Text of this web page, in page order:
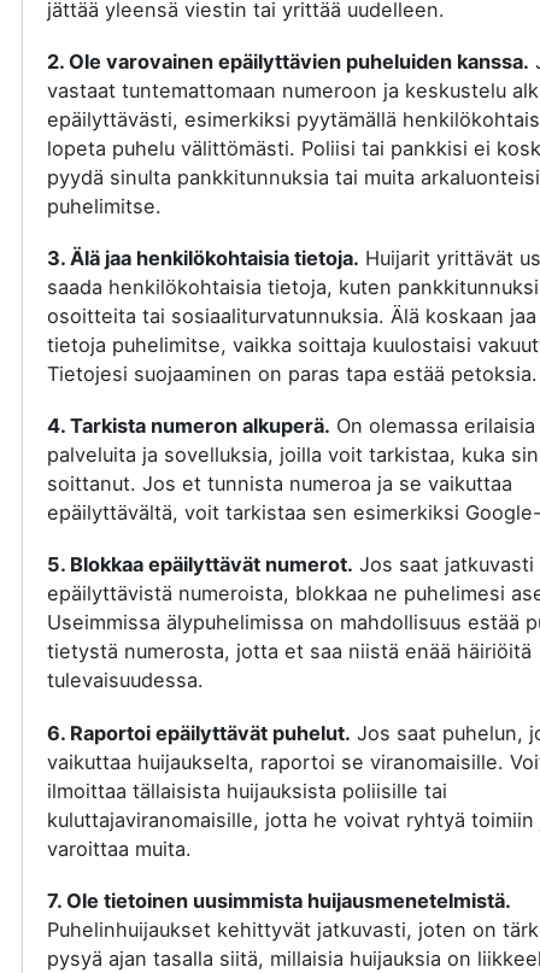
jättää yleensä viestin tai yrittää uudelleen.
2. Ole varovainen epäilyttävien puheluiden kanssa.
vastaat tuntemattomaan numeroon ja keskustelu
epäilyttävästi, esimerkiksi pyytämällä
lopeta puhelu välittömästi. Poliisi tai pankkisi ei
pyydä sinulta pankkitunnuksia tai muita
puhelimitse.
3. Älä jaa henkilökohtaisia tietoja. Huijarit yrittävät
saada henkilökohtaisia tietoja, kuten
osoitteita tai sosiaaliturvatunnuksia. Älä koskaan
tietoja puhelimitse, vaikka soittaja kuulostaisi
Tietojesi suojaaminen on paras tapa estää petoksia.
4. Tarkista numeron alkuperä. On olemassa erilaisia
palveluita ja sovelluksia, joilla voit tarkistaa, kuka
soittanut. Jos et tunnista numeroa ja se vaikuttaa
epäilyttävältä, voit tarkistaa sen esimerkiksi
5. Blokkaa epäilyttävät numerot. Jos saat jatkuvasti
epäilyttävistä numeroista, blokkaa ne puhelimesi
Useimmissa älypuhelimissa on mahdollisuus estää
tietystä numerosta, jotta et saa niistä enää häiriöitä
tulevaisuudessa.
6. Raportoi epäilyttävät puhelut. Jos saat puhelun,
vaikuttaa huijaukselta, raportoi se viranomaisille.
ilmoittaa tällaisista huijauksista poliisille tai
kuluttajaviranomaisille, jotta he voivat ryhtyä toimiin
varoittaa muita.
7. Ole tietoinen uusimmista huijausmenetelmistä.
Puhelinhuijaukset kehittyvät jatkuvasti, joten on
pysyä ajan tasalla siitä, millaisia huijauksia on